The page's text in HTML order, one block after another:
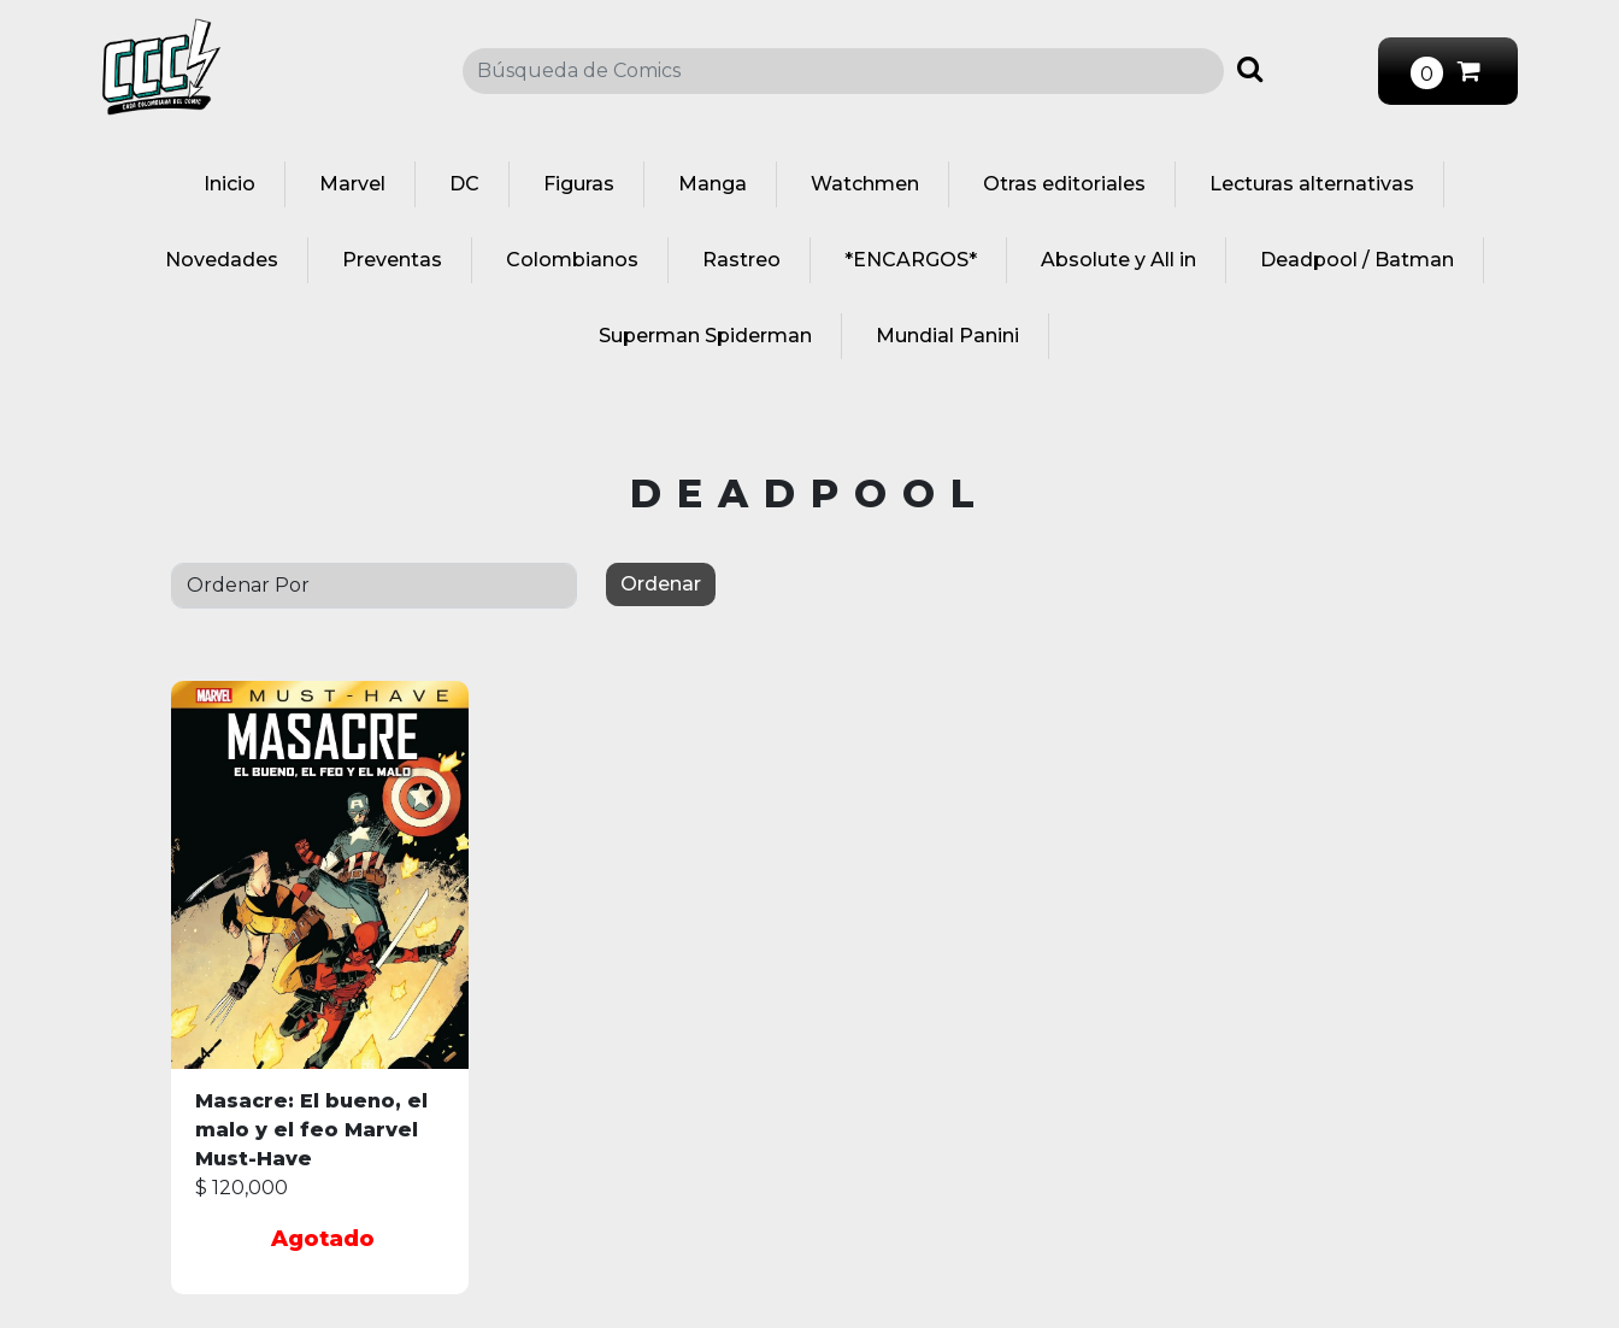
0
Inicio Marvel DC Figuras Manga Watchmen Otras editoriales Lecturas alternativas
Novedades Preventas Colombianos Rastreo *ENCARGOS* Absolute y All in Deadpool / Batman
Superman Spiderman Mundial Panini
DEADPOOL
Masacre: El bueno, el
malo y el feo Marvel
Must-Have
$ 120,000
Agotado